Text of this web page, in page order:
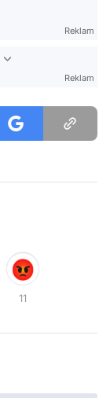
Reklam
Reklam
11